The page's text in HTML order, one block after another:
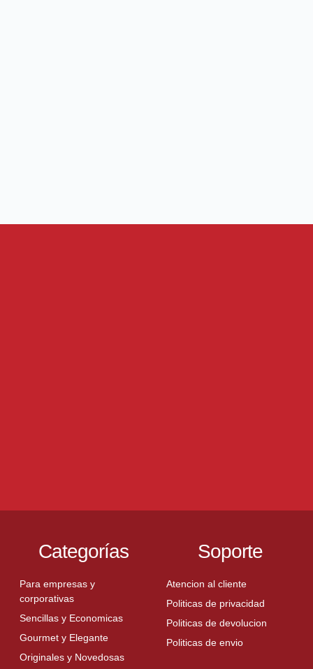
Categorías
Para empresas y
corporativas
Sencillas y Economicas
Gourmet y Elegante
Originales y Novedosas
Soporte
Atencion al cliente
Politicas de privacidad
Politicas de devolucion
Politicas de envio